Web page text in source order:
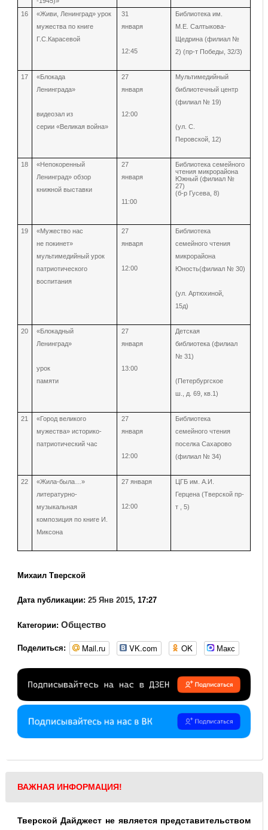
16
«Живи, Ленинград» урок
мужества по книге
Г.С.Карасевой
31
января
12:45
Библиотека им.
М.Е. Салтыкова-
Щедрина (филиал №
2) (пр-т Победы, 32/3)
17
«Блокада
Ленинграда»
видеозал из
серии «Великая война»
27
января
12:00
Мультимедийный
библиотечный центр
(филиал № 19)
(ул. С.
Перовской, 12)
18
«Непокоренный
Ленинград» обзор
книжной выставки
27
января
11:00
Библиотека семейного
чтения микрорайона
Южный (филиал №
27)
(б-р Гусева, 8)
19
«Мужество нас
не покинет»
мультимедийный урок
патриотического
воспитания
27
января
12:00
Библиотека
семейного чтения
микрорайона
Юность(филиал № 30)
(ул. Артюхиной,
15д)
20
«Блокадный
Ленинград»
урок
памяти
27
января
13:00
Детская
библиотека (филиал
№ 31)
(Петербургское
ш., д. 69, кв.1)
21
«Город великого
мужества» историко-
патриотический час
27
января
12:00
Библиотека
семейного чтения
поселка Сахарово
(филиал № 34)
22
«Жила-была…»
литературно-
музыкальная
композиция по книге И.
Миксона
27 января
12:00
ЦГБ им. А.И.
Герцена (Тверской пр-
т , 5)
Михаил Тверской
Дата публикации: 25 Янв 2015, 17:27
Категории: Общество
Поделиться: Mail.ru VK.com OK Макс
ВАЖНАЯ ИНФОРМАЦИЯ!
Тверской Дайджест не является представительством